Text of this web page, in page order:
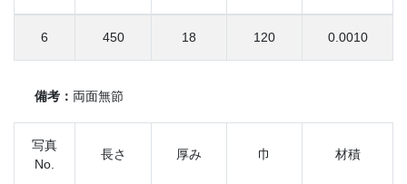
6 450 18 120 0.0010
備考： 両面無節
写真
No.
長さ 厚み 巾 材積